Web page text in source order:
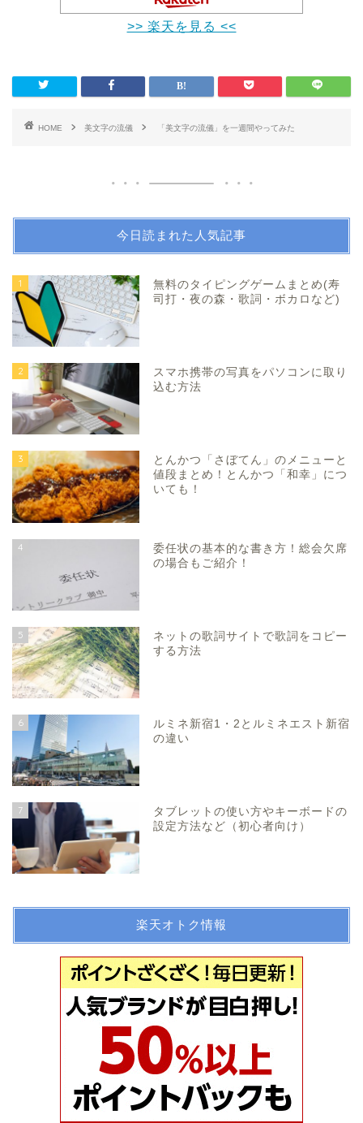
>> 楽天を見る <<
HOME 美文字の流儀 「美文字の流儀」を一週間やってみた
今日読まれた人気記事
1
無料のタイピングゲームまとめ(寿
司打・夜の森・歌詞・ボカロなど)
2
スマホ携帯の写真をパソコンに取り
込む方法
3
とんかつ「さぼてん」のメニューと
値段まとめ！とんかつ「和幸」につ
いても！
4
委任状の基本的な書き方！総会欠席
の場合もご紹介！
5
ネットの歌詞サイトで歌詞をコピー
する方法
6
ルミネ新宿1・2とルミネエスト新宿
の違い
7
タブレットの使い方やキーボードの
設定方法など（初心者向け）
楽天オトク情報